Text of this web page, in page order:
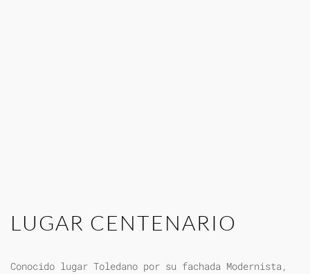
LUGAR CENTENARIO
Conocido lugar Toledano por su fachada Modernista,